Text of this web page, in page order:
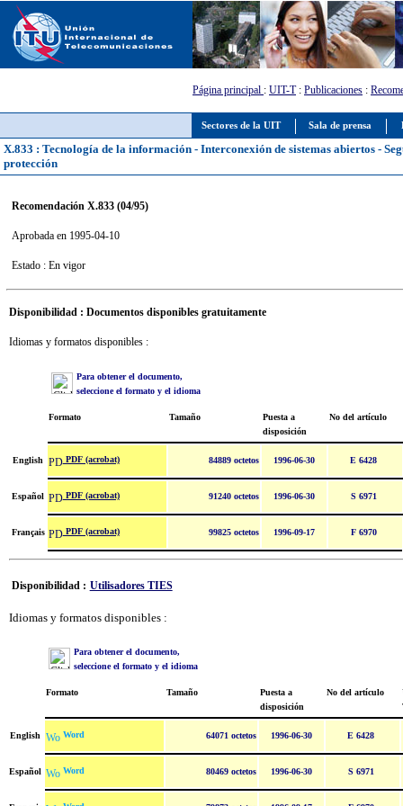
Sectores de la UIT Sala de prensa
Página principal : UIT-T: Publicaciones :
X.833 : Tecnología de la información - Interconexión de sistemas abiertos -
protección
Recomendación X.833 (04/95)
Aprobada en 1995-04-10
Estado : En vigor
Disponibilidad : Documentos disponibles gratuitamente
Idiomas y formatos disponibles :
Para obtener el documento,
seleccione el formato y el idioma
Formato Tamaño
Puesta a
disposición
No del artículo
English PDF (acrobat) 84889 octetos 1996-06-30 E 6428
Español PDF (acrobat) 91240 octetos 1996-06-30 S 6971
Français PDF (acrobat) 99825 octetos 1996-09-17 F 6970
Disponibilidad : Utilisadores TIES
Idiomas y formatos disponibles :
Para obtener el documento,
seleccione el formato y el idioma
Formato Tamaño
Puesta a
disposición
No del artículo
English Word 64071 octetos 1996-06-30 E 6428
Español Word 80469 octetos 1996-06-30 S 6971